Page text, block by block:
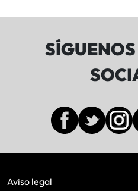
SÍGUENOS
Aviso legal